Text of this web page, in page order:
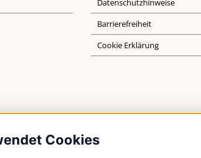
Cookies
Datenschutzhinweise
Barrierefreiheit
Cookie Erklärung